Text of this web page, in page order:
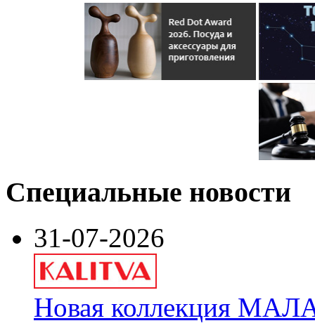
Специальные новости
31-07-2026
Новая коллекция